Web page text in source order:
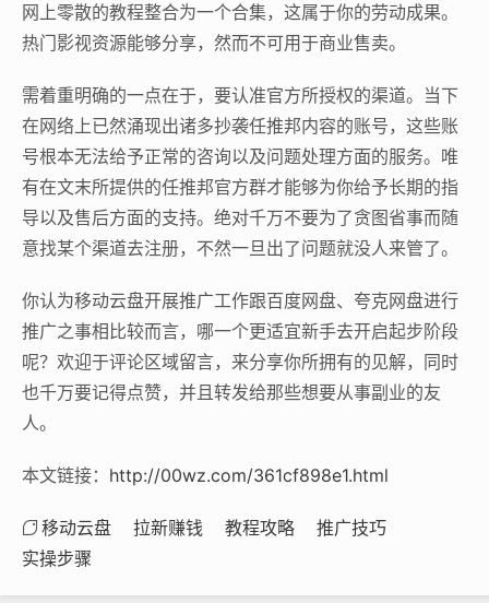
网上零散的教程整合为一个合集，这属于你的劳动成果。
热门影视资源能够分享，然而不可用于商业售卖。
需着重明确的一点在于，要认准官方所授权的渠道。当下
在网络上已然涌现出诸多抄袭任推邦内容的账号，这些账
号根本无法给予正常的咨询以及问题处理方面的服务。唯
有在文末所提供的任推邦官方群才能够为你给予长期的指
导以及售后方面的支持。绝对千万不要为了贪图省事而随
意找某个渠道去注册，不然一旦出了问题就没人来管了。
你认为移动云盘开展推广工作跟百度网盘、夸克网盘进行
推广之事相比较而言，哪一个更适宜新手去开启起步阶段
呢？欢迎于评论区域留言，来分享你所拥有的见解，同时
也千万要记得点赞，并且转发给那些想要从事副业的友
人。
本文链接： http://00wz.com/361cf898e1.html
移动云盘 拉新赚钱 教程攻略
推广技巧
实操步骤